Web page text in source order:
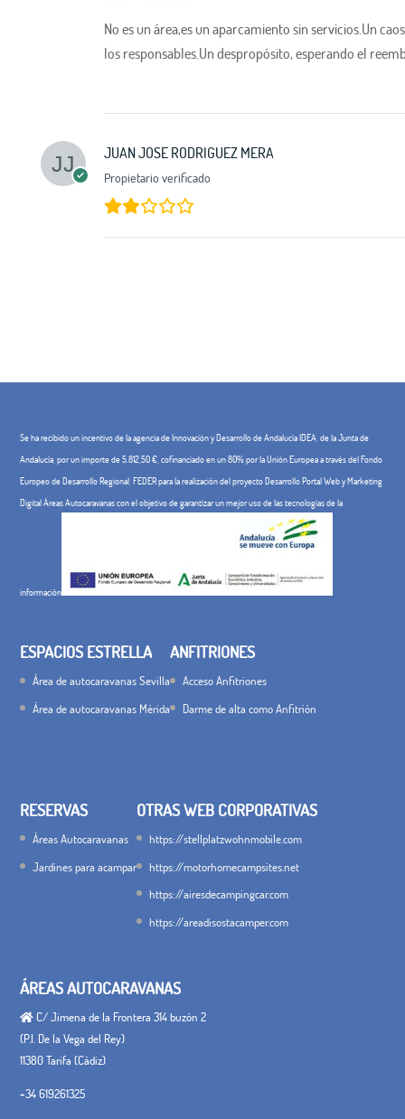
No es un área,es un aparcamiento sin servicios.Un
los responsables.Un despropósito, esperando el
JUAN JOSE RODRIGUEZ MERA
Propietario verificado
Se ha recibido un incentivo de la agencia de Innovación y Desarrollo de Andalucía IDEA, de la Junta de
Andalucía, por un importe de 5.812,50 €, cofinanciado en un 80% por la Unión Europea a través del Fondo
Europeo de Desarrollo Regional, FEDER para la realización del proyecto Desarrollo Portal Web y Marketing
Digital Áreas Autocaravanas con el objetivo de garantizar un mejor uso de las tecnologías de la
información
ESPACIOS ESTRELLA
Área de autocaravanas Sevilla
Área de autocaravanas Mérida
ANFITRIONES
Acceso Anfitriones
Darme de alta como Anfitrión
RESERVAS
Áreas Autocaravanas
Jardines para acampar
OTRAS WEB CORPORATIVAS
https://stellplatzwohnmobile.com
https://motorhomecampsites.net
https://airesdecampingcar.com
https://areadisostacamper.com
ÁREAS AUTOCARAVANAS
C/ Jimena de la Frontera 314 buzón 2
(P.I. De la Vega del Rey)
11380 Tarifa (Cádiz)
+34 619261325